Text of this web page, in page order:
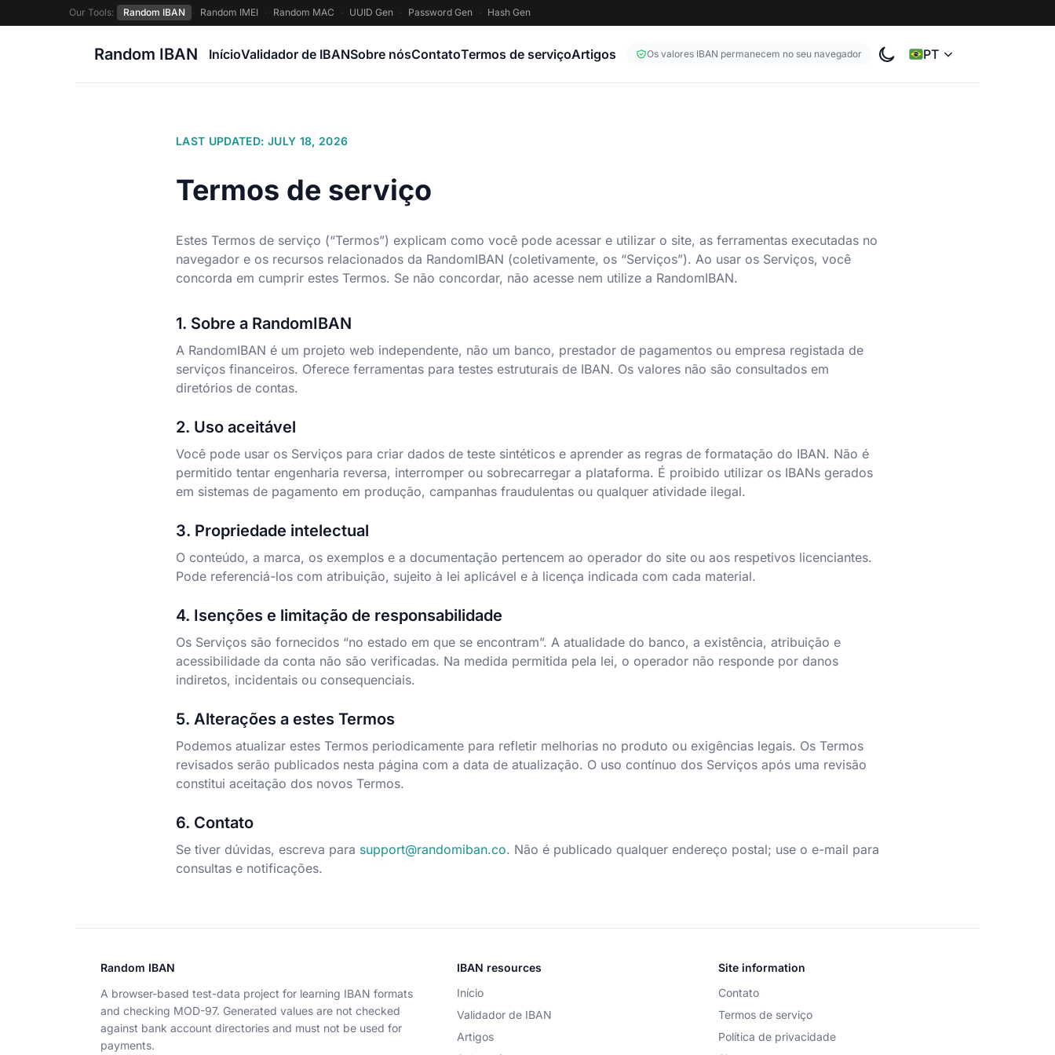
Our Tools: Random IBAN · Random IMEI · Random MAC · UUID Gen · Password Gen · Hash Gen
Random IBAN InícioValidador de IBANSobre nósContatoTermos de serviçoArtigos Os valores IBAN permanecem no seu navegador PT
LAST UPDATED: JULY 18, 2026
Termos de serviço
Estes Termos de serviço (“Termos”) explicam como você pode acessar e utilizar o site, as ferramentas executadas no
navegador e os recursos relacionados da RandomIBAN (coletivamente, os “Serviços”). Ao usar os Serviços, você
concorda em cumprir estes Termos. Se não concordar, não acesse nem utilize a RandomIBAN.
1. Sobre a RandomIBAN
A RandomIBAN é um projeto web independente, não um banco, prestador de pagamentos ou empresa registada de
serviços financeiros. Oferece ferramentas para testes estruturais de IBAN. Os valores não são consultados em
diretórios de contas.
2. Uso aceitável
Você pode usar os Serviços para criar dados de teste sintéticos e aprender as regras de formatação do IBAN. Não é
permitido tentar engenharia reversa, interromper ou sobrecarregar a plataforma. É proibido utilizar os IBANs gerados
em sistemas de pagamento em produção, campanhas fraudulentas ou qualquer atividade ilegal.
3. Propriedade intelectual
O conteúdo, a marca, os exemplos e a documentação pertencem ao operador do site ou aos respetivos licenciantes.
Pode referenciá-los com atribuição, sujeito à lei aplicável e à licença indicada com cada material.
4. Isenções e limitação de responsabilidade
Os Serviços são fornecidos “no estado em que se encontram”. A atualidade do banco, a existência, atribuição e
acessibilidade da conta não são verificadas. Na medida permitida pela lei, o operador não responde por danos
indiretos, incidentais ou consequenciais.
5. Alterações a estes Termos
Podemos atualizar estes Termos periodicamente para refletir melhorias no produto ou exigências legais. Os Termos
revisados serão publicados nesta página com a data de atualização. O uso contínuo dos Serviços após uma revisão
constitui aceitação dos novos Termos.
6. Contato
Se tiver dúvidas, escreva para support@randomiban.co. Não é publicado qualquer endereço postal; use o e-mail para
consultas e notificações.
Random IBAN
A browser-based test-data project for learning IBAN formats
and checking MOD-97. Generated values are not checked
against bank account directories and must not be used for
payments.
IBAN resources
Início
Validador de IBAN
Artigos
Site information
Contato
Termos de serviço
Política de privacidade